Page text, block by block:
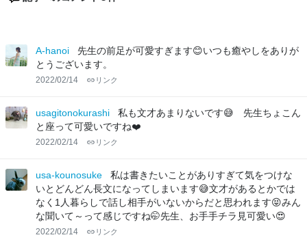
A-hanoi
先生の前足が可愛すぎます😊いつも癒やしをありが
とうございます。
2022/02/14 リンク
usagitonokurashi
私も文才あまりないです😅 先生ちょこん
と座って可愛いですね❤️
2022/02/14 リンク
usa-kounosuke
私は書きたいことがありすぎて気をつけな
いとどんどん長文になってしまいます😅文才があるとかでは
なく1人暮らしで話し相手がいないからだと思われます😝みん
な聞いて～って感じですね🤭先生、お手手チラ見可愛い😍
2022/02/14 リンク